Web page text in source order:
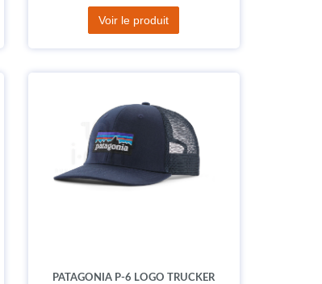
Voir le produit
PATAGONIA P-6 LOGO TRUCKER